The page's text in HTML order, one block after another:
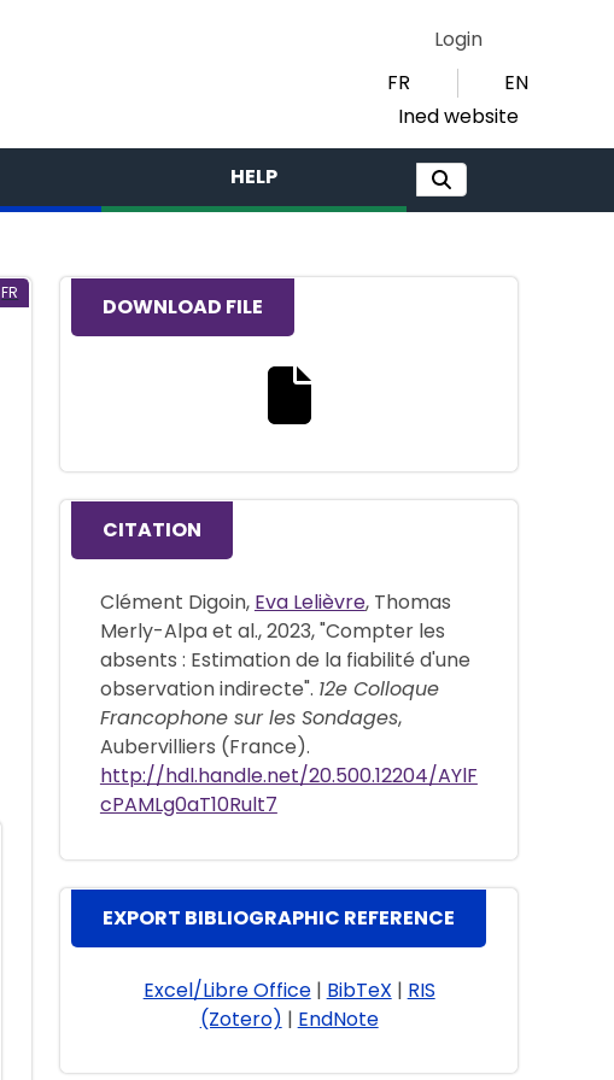
Login
FR
EN
Ined website
HELP
FR
DOWNLOAD FILE
CITATION
Clément Digoin, Eva Lelièvre, Thomas
Merly-Alpa et al., 2023, "Compter les
absents : Estimation de la fiabilité d'une
observation indirecte". 12e Colloque
Francophone sur les Sondages,
Aubervilliers (France).
http://hdl.handle.net/20.500.12204/AYlF
cPAMLg0aT10Rult7
EXPORT BIBLIOGRAPHIC REFERENCE
Excel/Libre Office| BibTeX | RIS
(Zotero) | EndNote